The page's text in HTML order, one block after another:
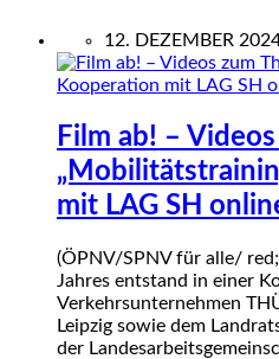
12. DEZEMBER
Film ab! –
mit LAG SH
(ÖPNV/SPNV für alle/
Jahres entstand in einer
Verkehrsunternehmen
Leipzig sowie dem
der